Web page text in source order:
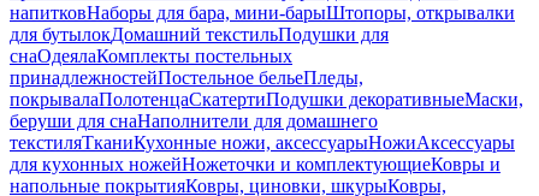
напитковНаборы для бара, мини-барыШтопоры, открывалки
для бутылокДомашний текстильПодушки для
снаОдеялаКомплекты постельных
принадлежностейПостельное бельеПледы,
покрывалаПолотенцаСкатертиПодушки декоративныеМаски,
беруши для снаНаполнители для домашнего
текстиляТканиКухонные ножи, аксессуарыНожиАксессуары
для кухонных ножейНожеточки и комплектующиеКовры и
напольные покрытияКовры, циновки, шкурыКовры,